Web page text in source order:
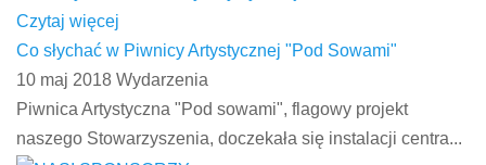
Czytaj więcej
Co słychać w Piwnicy Artystycznej "Pod Sowami"
10 maj 2018 Wydarzenia
Piwnica Artystyczna "Pod sowami", flagowy projekt
naszego Stowarzyszenia, doczekała się instalacji centra...